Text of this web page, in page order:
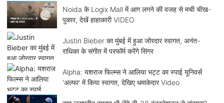
Noida के Logix Mall में आग लगने की वजह से मची चीख-
पुकार, देखें हाहाकारी VIDEO
Justin Bieber का मुंबई में हुआ जोरदार स्वागत, अनंत-
राधिका के संगीत में परफॉर्म करेंगे सिंगर
Alpha: यशराज फिल्म्स ने आलिया भट्ट का स्पाई यूनिवर्स
'अल्फा' में किया स्वागत, देखिए धमाकेदार Video